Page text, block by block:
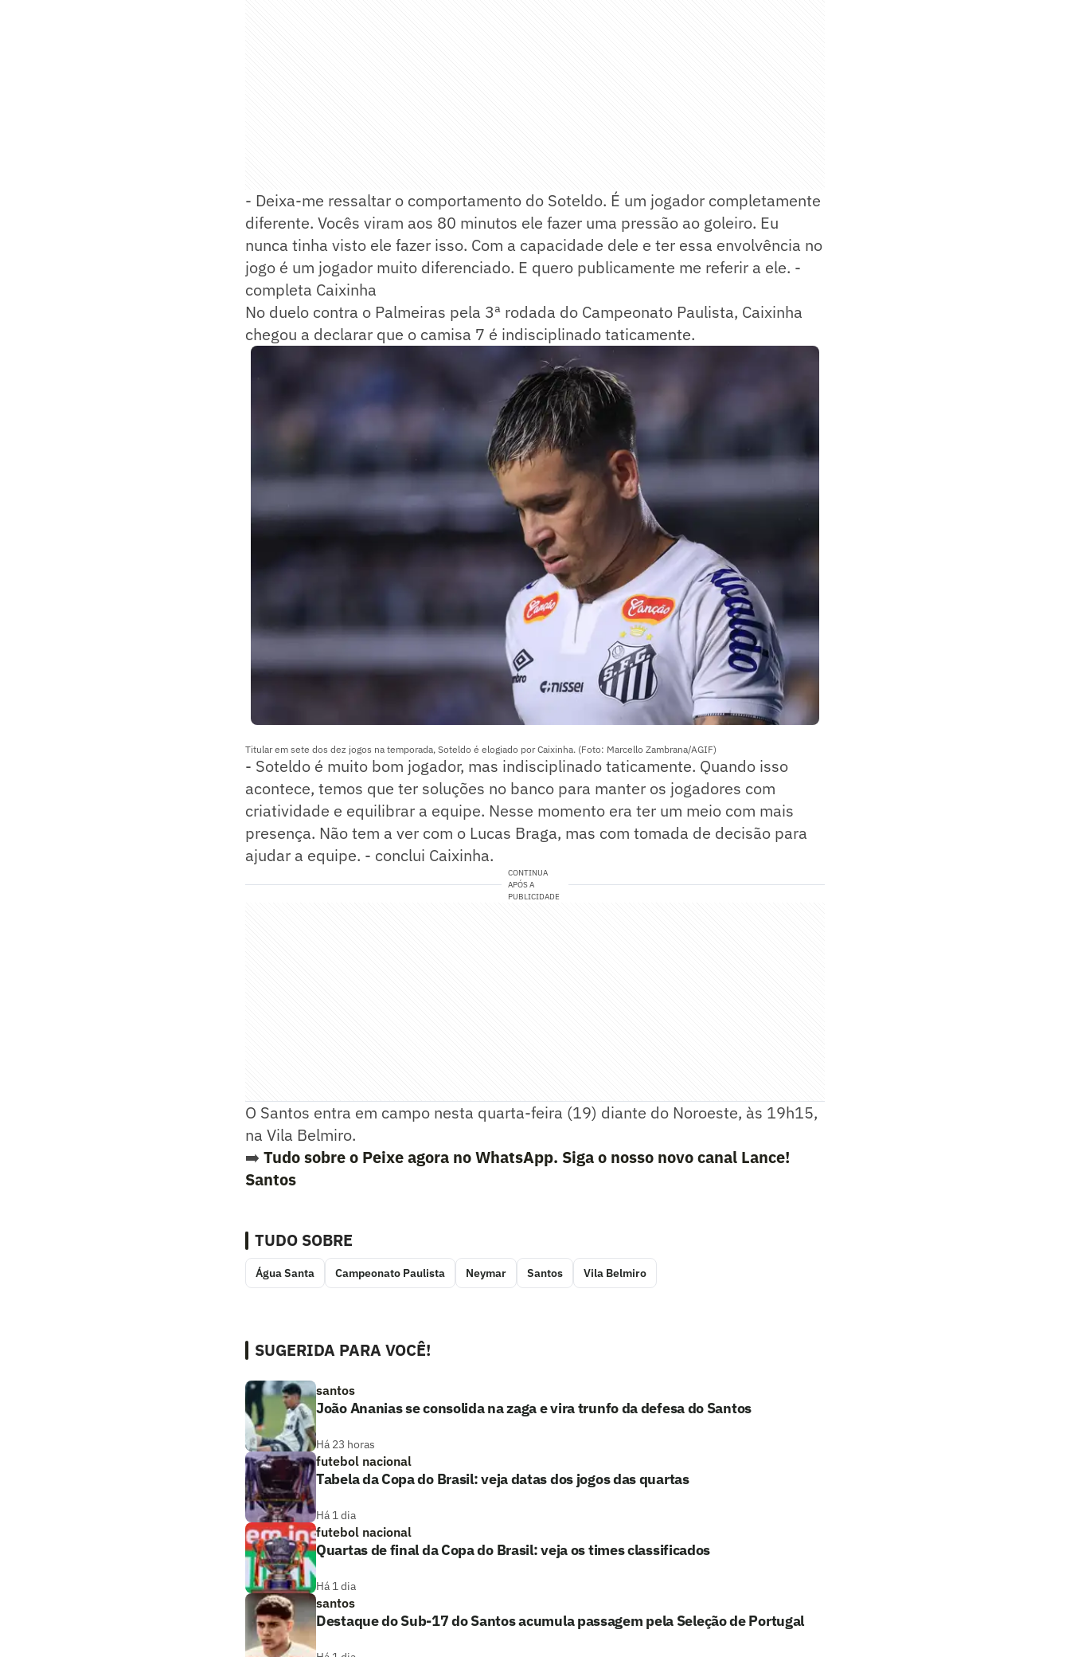
- Deixa-me ressaltar o comportamento do Soteldo. É um jogador completamente
diferente. Vocês viram aos 80 minutos ele fazer uma pressão ao goleiro. Eu
nunca tinha visto ele fazer isso. Com a capacidade dele e ter essa envolvência no
jogo é um jogador muito diferenciado. E quero publicamente me referir a ele. -
completa Caixinha
No duelo contra o Palmeiras pela 3ª rodada do Campeonato Paulista, Caixinha
chegou a declarar que o camisa 7 é indisciplinado taticamente.
Titular em sete dos dez jogos na temporada, Soteldo é elogiado por Caixinha. (Foto: Marcello Zambrana/AGIF)
- Soteldo é muito bom jogador, mas indisciplinado taticamente. Quando isso
acontece, temos que ter soluções no banco para manter os jogadores com
criatividade e equilibrar a equipe. Nesse momento era ter um meio com mais
presença. Não tem a ver com o Lucas Braga, mas com tomada de decisão para
ajudar a equipe. - conclui Caixinha.
CONTINUA
APÓS A
PUBLICIDADE
O Santos entra em campo nesta quarta-feira (19) diante do Noroeste, às 19h15,
na Vila Belmiro.
➡️ Tudo sobre o Peixe agora no WhatsApp. Siga o nosso novo canal Lance!
Santos
TUDO SOBRE
Água Santa Campeonato Paulista Neymar Santos Vila Belmiro
SUGERIDA PARA VOCÊ!
santos
João Ananias se consolida na zaga e vira trunfo da defesa do Santos
Há 23 horas
futebol nacional
Tabela da Copa do Brasil: veja datas dos jogos das quartas
Há 1 dia
futebol nacional
Quartas de final da Copa do Brasil: veja os times classificados
Há 1 dia
santos
Destaque do Sub-17 do Santos acumula passagem pela Seleção de Portugal